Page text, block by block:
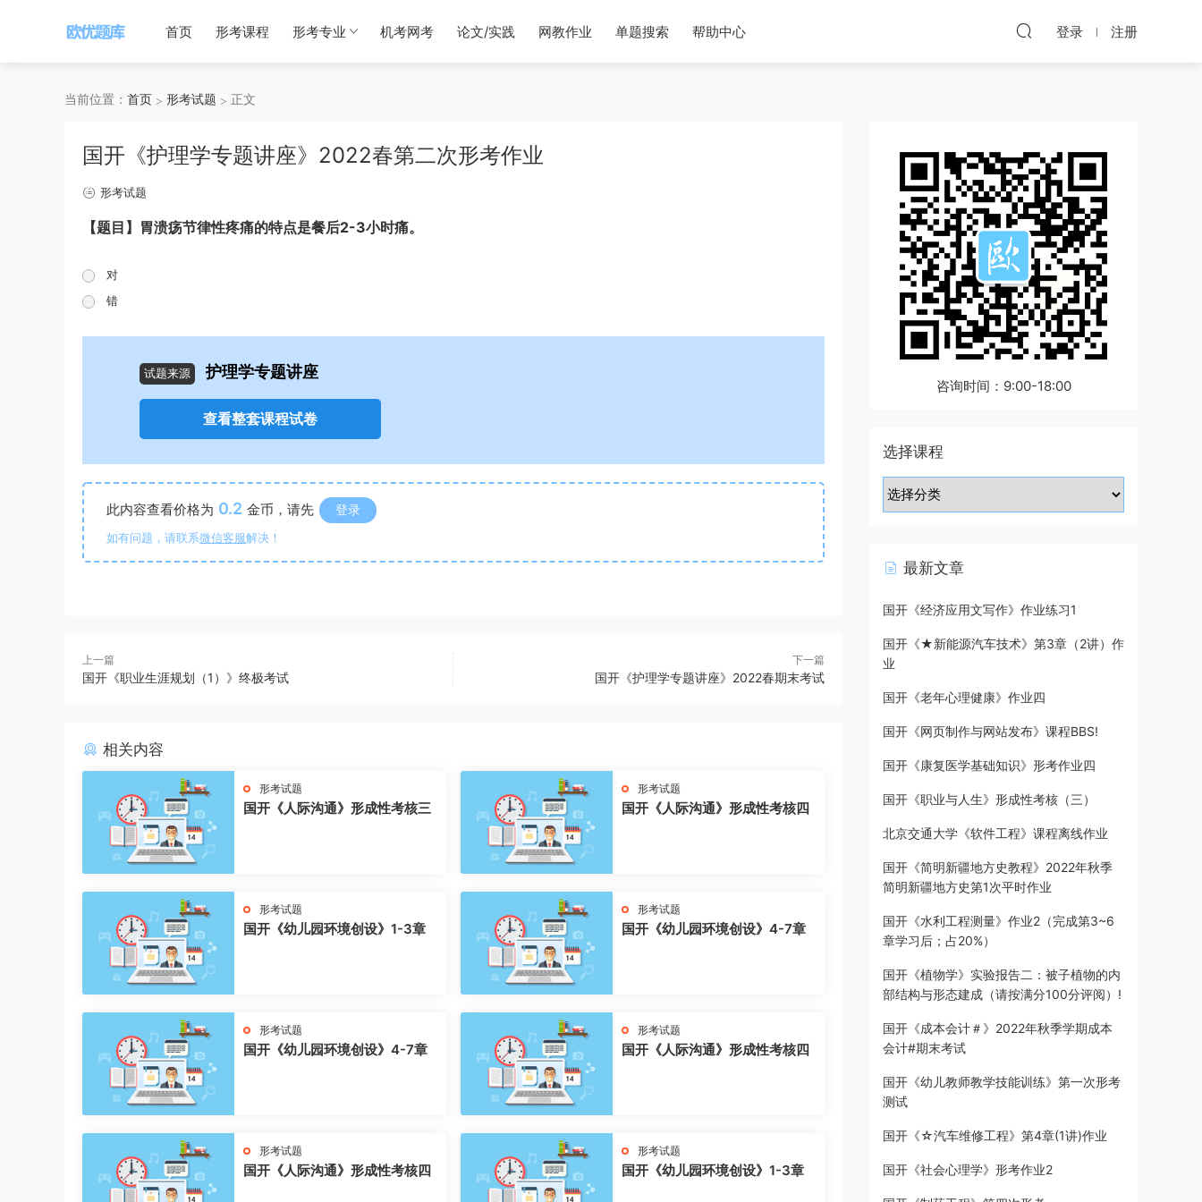
首页 形考课程 形考专业 机考网考 论文/实践 网教作业 单题搜索 帮助中心 登录 注册
当前位置： 首页 形考试题 正文
国开《护理学专题讲座》2022春第二次形考作业
形考试题
【题目】胃溃疡节律性疼痛的特点是餐后2-3小时痛。
对
错
试题来源 护理学专题讲座
查看整套课程试卷
此内容查看价格为 0.2 金币，请先 登录
如有问题，请联系微信客服解决！
上一篇
国开《职业生涯规划（1）》终极考试
下一篇
国开《护理学专题讲座》2022春期末考试
相关内容
形考试题
国开《人际沟通》形成性考核三
形考试题
国开《人际沟通》形成性考核四
形考试题
国开《幼儿园环境创设》1-3章
形考试题
国开《幼儿园环境创设》4-7章
形考试题
国开《幼儿园环境创设》4-7章
形考试题
国开《人际沟通》形成性考核四
形考试题
国开《人际沟通》形成性考核四
形考试题
国开《幼儿园环境创设》1-3章
咨询时间：9:00-18:00
选择课程
最新文章
国开《经济应用文写作》作业练习1
国开《★新能源汽车技术》第3章（2讲）作
业
国开《老年心理健康》作业四
国开《网页制作与网站发布》课程BBS!
国开《康复医学基础知识》形考作业四
国开《职业与人生》形成性考核（三）
北京交通大学《软件工程》课程离线作业
国开《简明新疆地方史教程》2022年秋季
简明新疆地方史第1次平时作业
国开《水利工程测量》作业2（完成第3~6
章学习后；占20%）
国开《植物学》实验报告二：被子植物的内
部结构与形态建成（请按满分100分评阅）!
国开《成本会计＃》2022年秋季学期成本
会计#期末考试
国开《幼儿教师教学技能训练》第一次形考
测试
国开《☆汽车维修工程》第4章(1讲)作业
国开《社会心理学》形考作业2